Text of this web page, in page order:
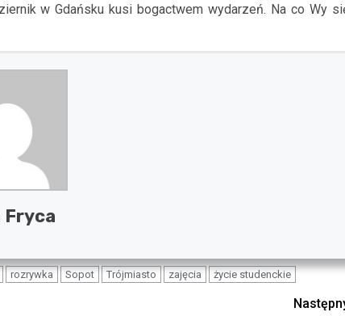
w Gdańsku kusi bogactwem wydarzeń. Na co Wy
Fryca
rozrywka Sopot Trójmiasto zajęcia życie studenckie